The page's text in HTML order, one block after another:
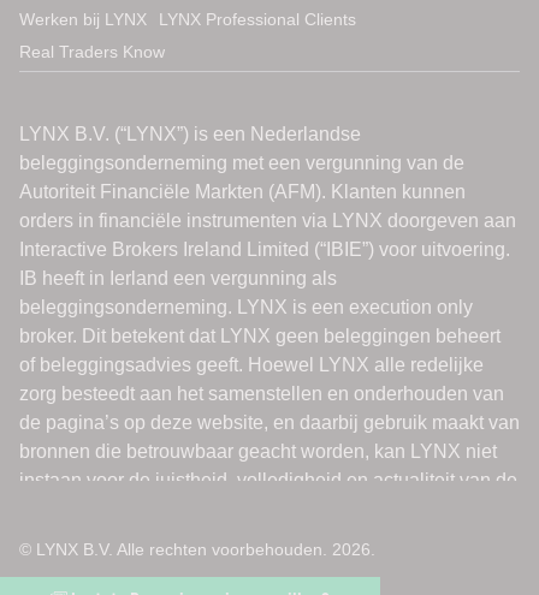
Werken bij LYNX
LYNX Professional Clients
Real Traders Know
© LYNX B.V. Alle rechten voorbehouden. 2026.